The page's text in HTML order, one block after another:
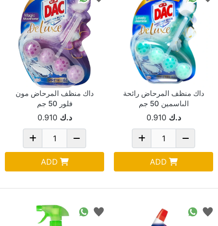
داك منظف المرحاض رائحة
الىاسمين 50 جم
د.ك 0.910
ADD
داك منظف المرحاض مون
فلور 50 جم
د.ك 0.910
ADD